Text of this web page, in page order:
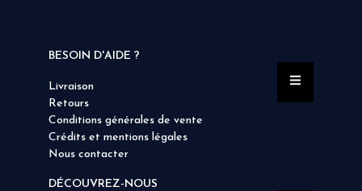
BESOIN D'AIDE ?
Livraison
Retours
Conditions générales de vente
Crédits et mentions légales
Nous contacter
DÉCOUVREZ-NOUS